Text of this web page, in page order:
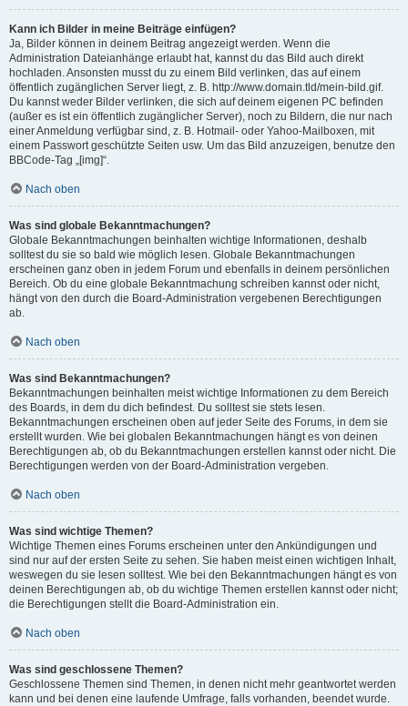
Kann ich Bilder in meine Beiträge einfügen?
Ja, Bilder können in deinem Beitrag angezeigt werden. Wenn die
Administration Dateianhänge erlaubt hat, kannst du das Bild auch direkt
hochladen. Ansonsten musst du zu einem Bild verlinken, das auf einem
öffentlich zugänglichen Server liegt, z. B. http://www.domain.tld/mein-bild.gif.
Du kannst weder Bilder verlinken, die sich auf deinem eigenen PC befinden
(außer es ist ein öffentlich zugänglicher Server), noch zu Bildern, die nur nach
einer Anmeldung verfügbar sind, z. B. Hotmail- oder Yahoo-Mailboxen, mit
einem Passwort geschützte Seiten usw. Um das Bild anzuzeigen, benutze den
BBCode-Tag „[img]“.
Nach oben
Was sind globale Bekanntmachungen?
Globale Bekanntmachungen beinhalten wichtige Informationen, deshalb
solltest du sie so bald wie möglich lesen. Globale Bekanntmachungen
erscheinen ganz oben in jedem Forum und ebenfalls in deinem persönlichen
Bereich. Ob du eine globale Bekanntmachung schreiben kannst oder nicht,
hängt von den durch die Board-Administration vergebenen Berechtigungen
ab.
Nach oben
Was sind Bekanntmachungen?
Bekanntmachungen beinhalten meist wichtige Informationen zu dem Bereich
des Boards, in dem du dich befindest. Du solltest sie stets lesen.
Bekanntmachungen erscheinen oben auf jeder Seite des Forums, in dem sie
erstellt wurden. Wie bei globalen Bekanntmachungen hängt es von deinen
Berechtigungen ab, ob du Bekanntmachungen erstellen kannst oder nicht. Die
Berechtigungen werden von der Board-Administration vergeben.
Nach oben
Was sind wichtige Themen?
Wichtige Themen eines Forums erscheinen unter den Ankündigungen und
sind nur auf der ersten Seite zu sehen. Sie haben meist einen wichtigen Inhalt,
weswegen du sie lesen solltest. Wie bei den Bekanntmachungen hängt es von
deinen Berechtigungen ab, ob du wichtige Themen erstellen kannst oder nicht;
die Berechtigungen stellt die Board-Administration ein.
Nach oben
Was sind geschlossene Themen?
Geschlossene Themen sind Themen, in denen nicht mehr geantwortet werden
kann und bei denen eine laufende Umfrage, falls vorhanden, beendet wurde.